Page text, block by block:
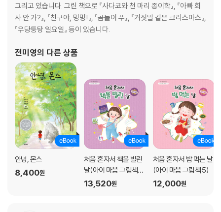
그리고 있습니다. 그린 책으로 『사다코와 천 마리 종이학』, 『아빠 회
사 안 가?』, 『친구야, 멍멍!』, 『곰돌이 푸』, 『거짓말 같은 크리스마스』,
『우당퉁탕 일요일』 등이 있습니다.
전미영의 다른 상품
안녕, 몬스
8,400원
처음 혼자서 책을 빌린
날(아이 마음 그림책
9)
13,520원
처음 혼자서 밥 먹는 날
(아이 마음 그림책 5)
12,000원